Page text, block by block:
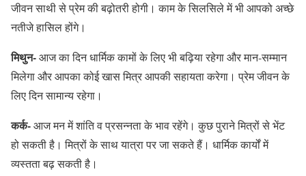
जीवन साथी से प्रेम की बढ़ोतरी होगी। काम के सिलसिले में भी आपको अच्छे
नतीजे हासिल होंगे।
मिथुन-आज का दिन धार्मिक कामों के लिए भी बढ़िया रहेगा और मान-सम्मान
मिलेगा और आपका कोई खास मित्र आपकी सहायता करेगा। प्रेम जीवन के
लिए दिन सामान्य रहेगा।
कर्क-आज मन में शांति व प्रसन्नता के भाव रहेंगे। कुछ पुराने मित्रों से भेंट
हो सकती है। मित्रों के साथ यात्रा पर जा सकते हैं। धार्मिक कार्यों में
व्यस्तता बढ़ सकती है।